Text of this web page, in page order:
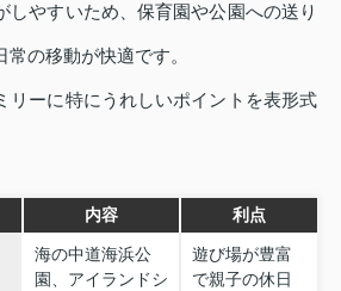
しやすいため、保育園や公園への送り
の移動が快適です。
リーに特にうれしいポイントを表形式
内容 利点
海の中道海浜公
園、アイランドシ
遊び場が豊富
で親子の休日